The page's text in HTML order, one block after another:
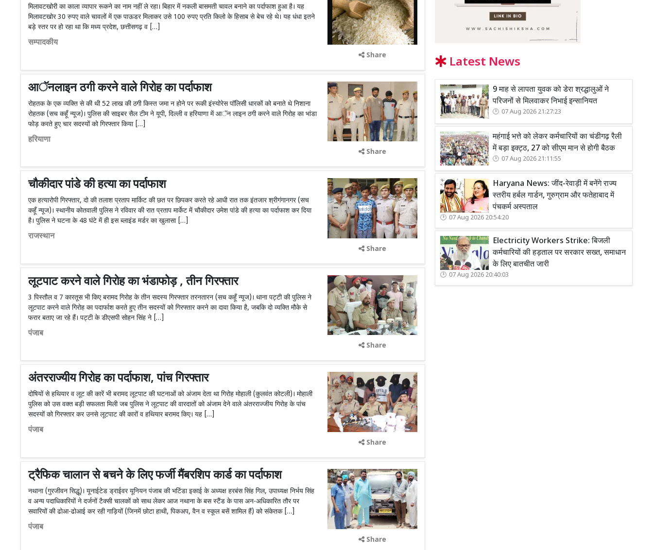
मिलावटखोरी का काला व्यापार रूकने का नाम नहीं ले रहा। बिहार में नकली बासमती चावल बनाने का पर्दाफाश हुआ है। यह
मिलावटखोर 30 रुपए वाले चावलों में एक पाऊडर मिलाकर उसे 100 रुपए प्रति किलो के हिसाब से बेच रहे थे। यह धंधा इतने
बड़े स्तर पर हो रहा था कि मध्य प्रदेश, छत्तीसगढ़ व […]
सम्पादकीय
Share
आॅनलाइन ठगी करने वाले गिरोह का पर्दाफाश
रोहतक के एक व्यक्ति से की थी 52 लाख की ठगी किस्त जमा न होने पर रूकी इंस्योरेस पॉलिसी धारकों को बनाते थे निशाना
रोहतक (सच कहूँ न्यूज)। पुलिस की साइबर सैल टीम ने यूपी, दिल्ली व हरियाणा में आॅन लाइन ठगी करने वाले गिरोह का भांडा
फोड़ करते हुए चार सदस्यों को गिरफ्तार किया […]
हरियाणा
Share
चौकीदार पांडे की हत्या का पर्दाफाश
एक हत्यारोपी गिरफ्तार, दो की तलाश प्रताप मार्किट की छत पर छिपकर करते रहे आधी रात तक इंतजार श्रीगंगानगर (सच
कहूँ न्यूज)। स्थानीय कोतवाली पुलिस ने रविवार की रात प्रताप मार्केट में चौकीदार उमेश पांडे की हत्या का पर्दाफाश कर दिया
है। पुलिस ने घटना के 48 घंटे में ही इस ब्लाइंड मर्डर का खुलासा […]
राजस्थान
Share
लूटपाट करने वाले गिरोह का भंडाफोड़ , तीन गिरफ्तार
3 पिस्तौल व 7 कारतूस भी किए बरामद गिरोह के तीन सदस्य गिरफ्तार तरनतारन (सच कहूँ न्यूज)। थाना पट्टी की पुलिस ने
लूटपाट करने वाले गिरोह का पदार्फाश करते हुए तीन सदस्यों को गिरफ्तार करने का दावा किया है, जबकि दो व्यक्ति मौके से
फरार बताए जा रहे हैं। पट्टी के डीएसपी सोहन सिंह ने […]
पंजाब
Share
अंतरराज्यीय गिरोह का पर्दाफाश, पांच गिरफ्तार
दोषियों से हथियार व लूट की कारें भी बरामद लूटपाट की घटनाओं को अंजाम देता था गिरोह मोहाली (कुलवंत कोटली)। मोहाली
पुलिस को उस वक्त बड़ी सफलता मिली जब पुलिस ने लूटपाट की वारदातों को अंजाम देने वाले अंतरराज्जीय गिरोह के पांच
सदस्यों को गिरफ्तार कर उनसे लूटपाट की कारों व हथियार बरामद किए। यह […]
पंजाब
Share
ट्रैफिक चालान से बचने के लिए फर्जी मैंबरशिप कार्ड का पर्दाफाश
नथाना (गुरजीवन सिद्धू)। यूनाईटेड ड्राईवर यूनियन पंजाब की भटिंडा इकाई के अध्यक्ष हरबंस सिंह गिल, उपाध्यक्ष निर्भय सिंह
व अन्य पदाधिकारियों ने दर्जनों टैक्सी चालकों को साथ लेकर आज नथाना के बस स्टैंड के पास अन-अधिकारित तौर पर
सवारियों की ढोआ-ढोआई कर रही गाड़ियों (जिनमें छोटा हाथी, पिकअप, वैन व स्कूल बसें शामिल हैं) को संकेतक […]
पंजाब
Share
Latest News
9 माह से लापता युवक को डेरा श्रद्धालुओं ने
परिजनों से मिलवाकर निभाई इन्सानियत
07 Aug 2026 21:27:23
महंगाई भत्ते को लेकर कर्मचारियों का चंडीगढ़ रैली
में बड़ा इक्ट्ठ, 27 को सीएम मान से होगी बैठक
07 Aug 2026 21:11:55
Haryana News: जींद-रेवाड़ी में बनेंगे राज्य
स्तरीय हर्बल गार्डन, गुरुग्राम और फतेहाबाद में
पंचकर्म अस्पताल
07 Aug 2026 20:54:20
Electricity Workers Strike: बिजली
कर्मचारियों की हड़ताल पर सरकार सख्त, समाधान
के लिए बातचीत जारी
07 Aug 2026 20:40:03